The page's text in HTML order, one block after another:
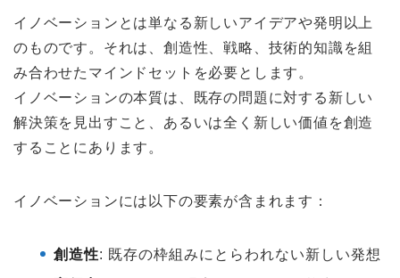
イノベーションとは単なる新しいアイデアや発明以上
のものです。それは、創造性、戦略、技術的知識を組
み合わせたマインドセットを必要とします。
イノベーションの本質は、既存の問題に対する新しい
解決策を見出すこと、あるいは全く新しい価値を創造
することにあります。
イノベーションには以下の要素が含まれます：
創造性: 既存の枠組みにとらわれない新しい発想